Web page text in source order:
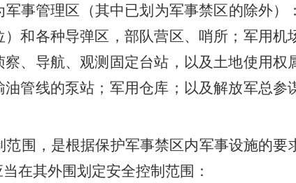
事管理区（其中已划为军事禁区的除外）
和各种导弹区，部队营区、哨所；军用机
、导航、观测固定台站，以及土地使用
管线的泵站；军用仓库；以及解放军总参
范围，是根据保护军事禁区内军事设施的
在其外围划定安全控制范围：